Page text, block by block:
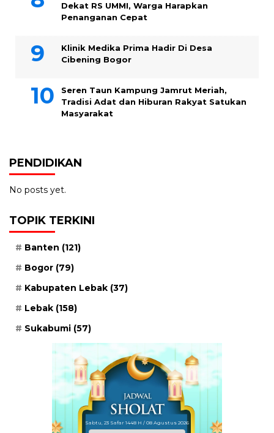
Dekat RS UMMI, Warga Harapkan
Penanganan Cepat
Klinik Medika Prima Hadir Di Desa
Cibening Bogor
Seren Taun Kampung Jamrut Meriah,
Tradisi Adat dan Hiburan Rakyat Satukan
Masyarakat
PENDIDIKAN
No posts yet.
TOPIK TERKINI
Banten (121)
Bogor (79)
Kabupaten Lebak (37)
Lebak (158)
Sukabumi (57)
Sabtu, 23 Safar 1448 H / 08 Agustus 2026